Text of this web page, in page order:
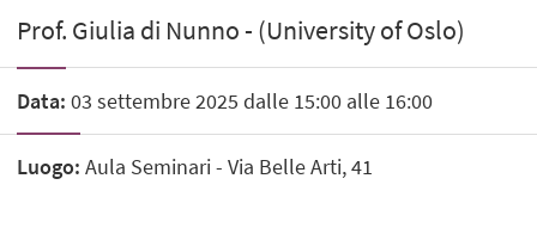
Prof. Giulia di Nunno - (University of Oslo)
Data: 03 settembre 2025 dalle 15:00 alle 16:00
Luogo: Aula Seminari - Via Belle Arti, 41